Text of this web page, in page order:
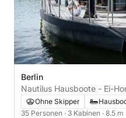
Berlin
Nautilus Hausboote - Ei-
Ohne Skipper
35 Personen · 3 Kabinen · 8.5 m